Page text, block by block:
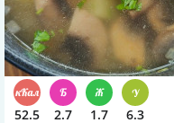
52.5 2.7 1.7 6.3